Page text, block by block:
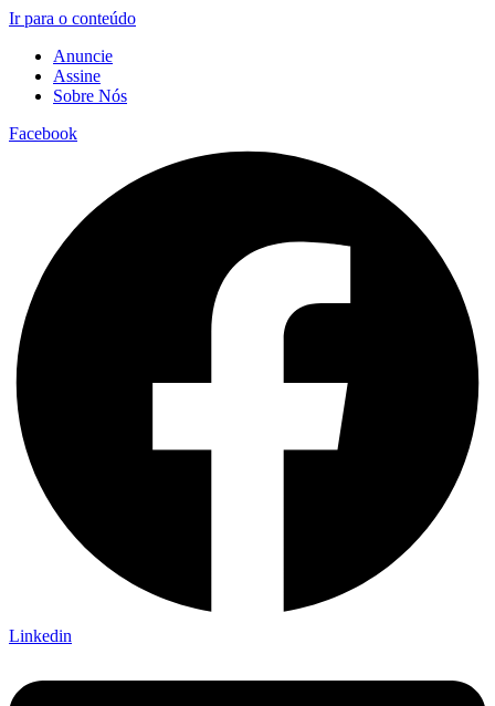
Ir para o conteúdo
Anuncie
Assine
Sobre Nós
Facebook
Linkedin